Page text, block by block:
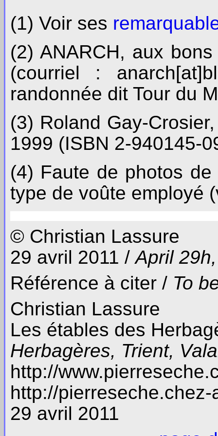
(1) Voir ses
(2) ANARCH, aux
(courriel :
randonnée dit Tour du
(3) Roland Gay-
1999 (ISBN 2-940145-
(4) Faute de photos
type de voûte employé
© Christian Lassure
29 avril 2011 /April
Référence à citer / To
Christian Lassure
Les étables des
Herbagères, Trient,
http://
http://
29 avril 2011